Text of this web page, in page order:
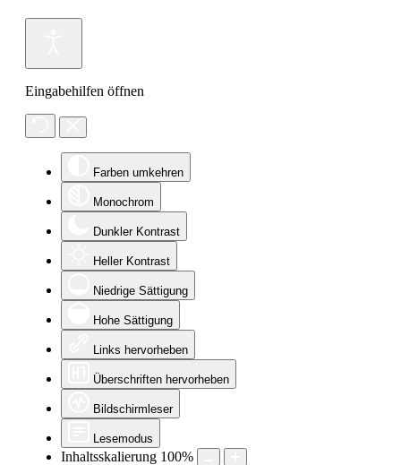
Eingabehilfen öffnen
Farben umkehren
Monochrom
Dunkler Kontrast
Heller Kontrast
Niedrige Sättigung
Hohe Sättigung
Links hervorheben
Überschriften hervorheben
Bildschirmleser
Lesemodus
Inhaltsskalierung 100%